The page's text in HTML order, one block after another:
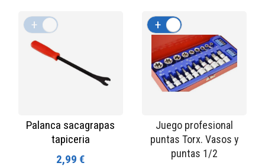
Palanca sacagrapas
tapiceria
2,99 €
+
Juego profesional
puntas Torx. Vasos y
puntas 1/2
+